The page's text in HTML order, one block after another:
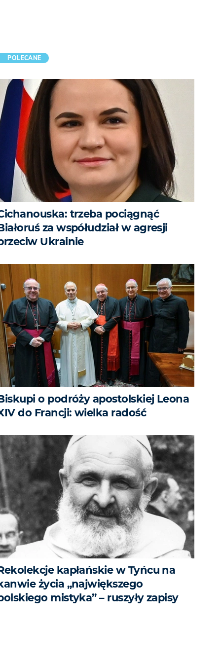
POLECANE
trzeba pociągnąć
za współudział w agresji
Ukrainie
o podróży apostolskiej Leona
do Francji: wielka radość
kapłańskie w Tyńcu na
życia „największego
mistyka” – ruszyły zapisy